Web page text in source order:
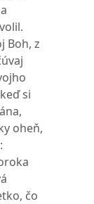
Boh, z
si
oheň,
čo